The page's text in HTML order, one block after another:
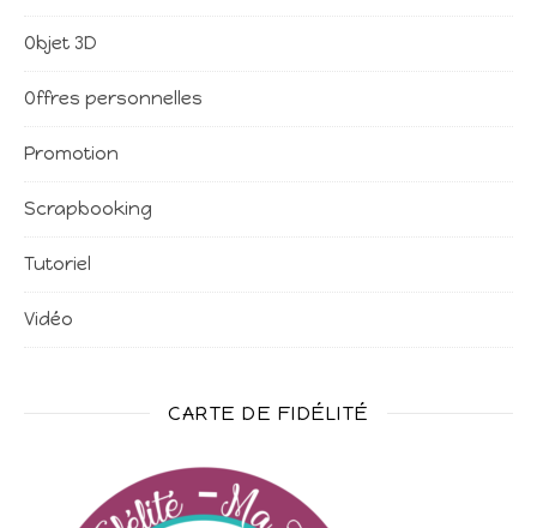
Objet 3D
Offres personnelles
Promotion
Scrapbooking
Tutoriel
Vidéo
CARTE DE FIDÉLITÉ